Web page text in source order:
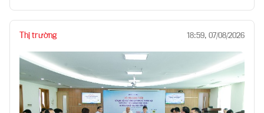
Thị trường 18:59, 07/08/2026